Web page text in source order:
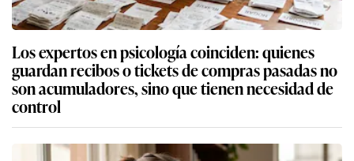
Los expertos en psicología coinciden: quienes
guardan recibos o tickets de compras pasadas no
son acumuladores, sino que tienen necesidad de
control